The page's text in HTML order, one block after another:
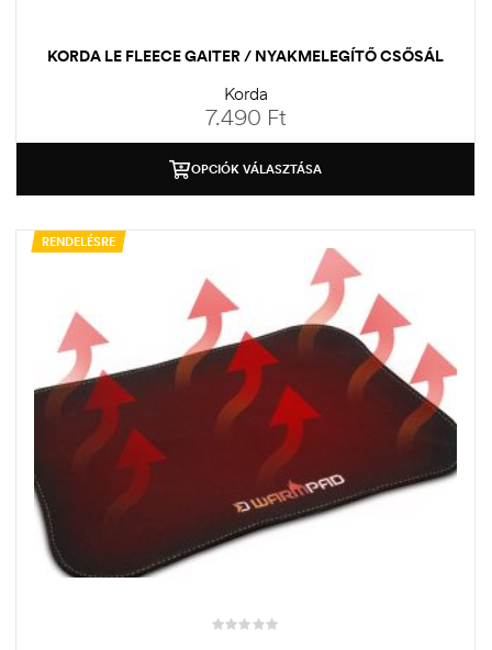
KORDA LE FLEECE GAITER / NYAKMELEGÍTŐ CSŐSÁL
Korda
7.490 Ft
OPCIÓK VÁLASZTÁSA
RENDELÉSRE